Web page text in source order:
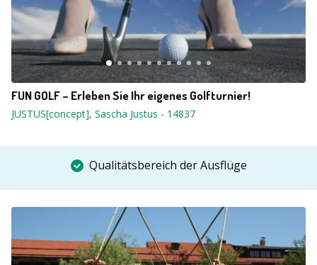
FUN GOLF – Erleben Sie Ihr eigenes Golfturnier!
JUSTUS[concept], Sascha Justus - 14837
Qualitätsbereich der Ausflüge